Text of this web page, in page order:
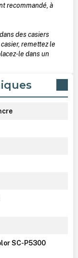
recommandé, à
des casiers
remettez le
le dans un
SC-P5300